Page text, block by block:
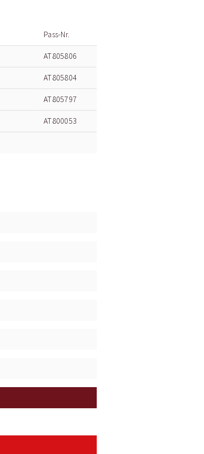
Pass-Nr.
AT805806
AT805804
AT805797
AT800053